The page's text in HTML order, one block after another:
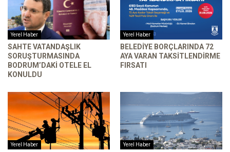
Yerel Haber
SAHTE VATANDAŞLIK
SORUŞTURMASINDA
BODRUM’DAKI OTELE EL
KONULDU
Yerel Haber
BELEDIYE BORÇLARINDA 72
AYA VARAN TAKSITLENDIRME
FIRSATI
Yerel Haber Yerel Haber